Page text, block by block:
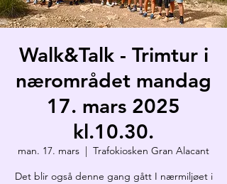
Walk&Talk - Trimtur i
nærområdet mandag
17. mars 2025
kl.10.30.
man. 17. mars
  |
Trafokiosken Gran Alacant
Det blir også denne gang gått I nærmiljøet i